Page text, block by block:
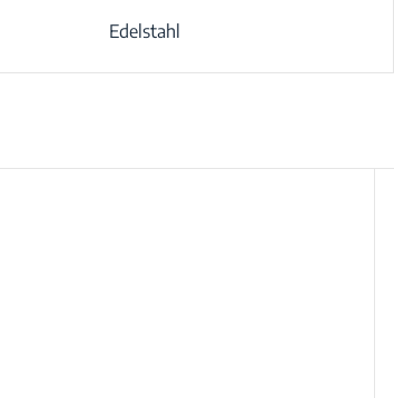
Edelstahl